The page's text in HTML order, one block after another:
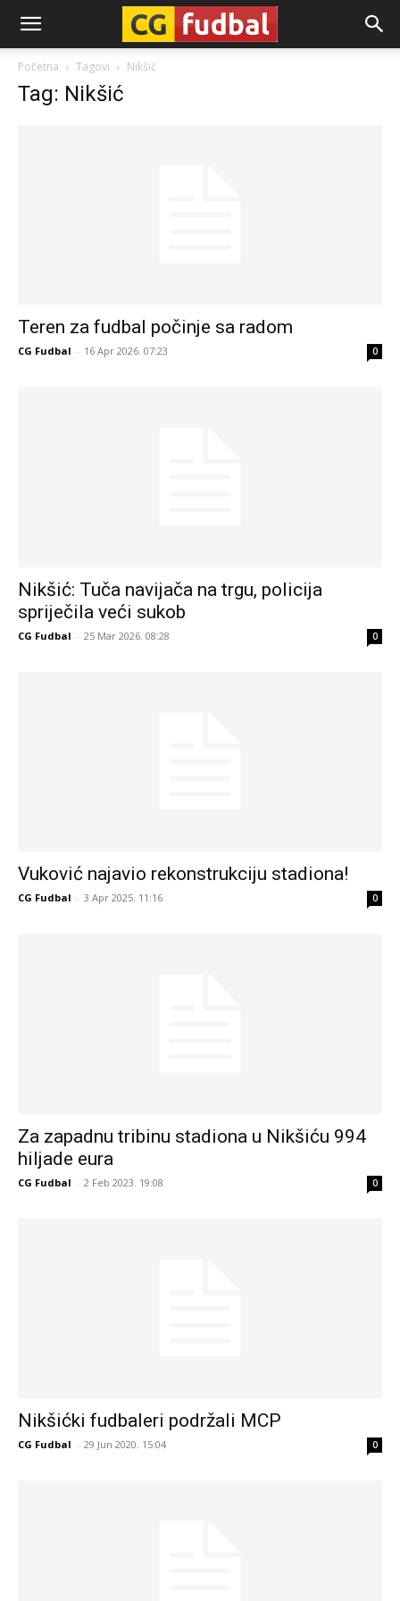
CG-
Fudbal
Početna Tagovi Nikšić
Tag: Nikšić
Teren za fudbal počinje sa radom
CG Fudbal - 16 Apr 2026. 07:23 0
Nikšić: Tuča navijača na trgu, policija
spriječila veći sukob
CG Fudbal - 25 Mar 2026. 08:28 0
Vuković najavio rekonstrukciju stadiona!
CG Fudbal - 3 Apr 2025. 11:16 0
Za zapadnu tribinu stadiona u Nikšiću 994
hiljade eura
CG Fudbal - 2 Feb 2023. 19:08 0
Nikšićki fudbaleri podržali MCP
CG Fudbal - 29 Jun 2020. 15:04 0